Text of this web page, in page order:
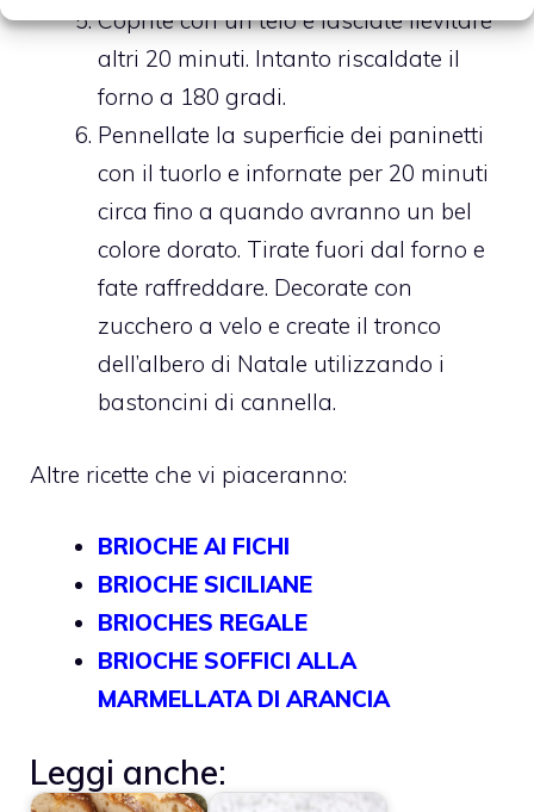
Coprite con un telo e lasciate lievitare
altri 20 minuti. Intanto riscaldate il
forno a 180 gradi.
Pennellate la superficie dei paninetti
con il tuorlo e infornate per 20 minuti
circa fino a quando avranno un bel
colore dorato. Tirate fuori dal forno e
fate raffreddare. Decorate con
zucchero a velo e create il tronco
dell’albero di Natale utilizzando i
bastoncini di cannella.
Altre ricette che vi piaceranno:
BRIOCHE AI FICHI
BRIOCHE SICILIANE
BRIOCHES REGALE
BRIOCHE SOFFICI ALLA
MARMELLATA DI ARANCIA
Leggi anche: